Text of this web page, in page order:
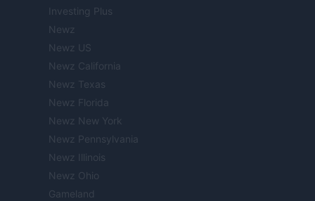
Investing Plus
Newz
Newz US
Newz California
Newz Texas
Newz Florida
Newz New York
Newz Pennsylvania
Newz Illinois
Newz Ohio
Gameland